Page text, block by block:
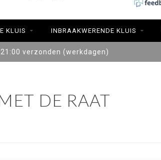
KLUIS INBRAAKWERENDE KLUIS
verzonden (werkdagen)
DE RAAT